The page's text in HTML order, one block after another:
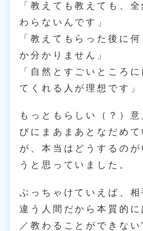
「教えても教えても、
わらないんです」
「教えてもらった後に
か分かりません」
「自然とすごいところ
てくれる人が理想です」
もっともらしい（？）意
びにまあまあとなだめて
が、本当はどうするのが
うと思っていました。
ぶっちゃけていえば、相
違う人間だから本質的に
／教わることができない